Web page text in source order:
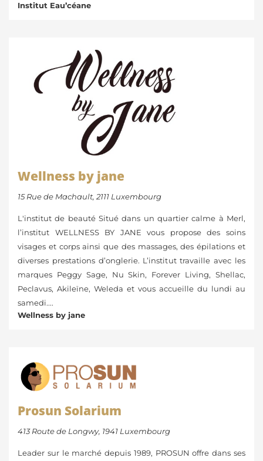
Institut Eau’céane
Wellness by jane
15 Rue de Machault, 2111 Luxembourg
L'institut de beauté Situé dans un quartier calme à Merl,
l’institut WELLNESS BY JANE vous propose des soins
visages et corps ainsi que des massages, des épilations et
diverses prestations d’onglerie. L’institut travaille avec les
marques Peggy Sage, Nu Skin, Forever Living, Shellac,
Peclavus, Akileïne, Weleda et vous accueille du lundi au
samedi....
Wellness by jane
Prosun Solarium
413 Route de Longwy, 1941 Luxembourg
Leader sur le marché depuis 1989, PROSUN offre dans ses